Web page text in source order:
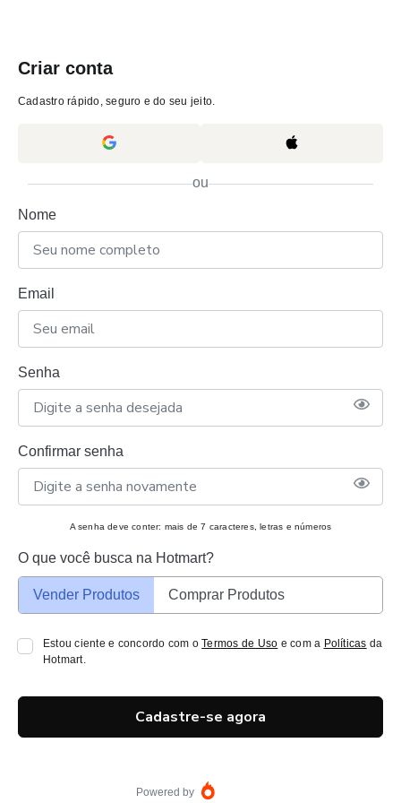
Criar conta
Cadastro rápido, seguro e do seu jeito.
ou
Nome
Email
Senha
Confirmar senha
A senha deve conter: mais de 7 caracteres, letras e números
O que você busca na Hotmart?
Vender Produtos Comprar Produtos
Estou ciente e concordo com oTermos de Uso e com a Políticas da
Hotmart.
Cadastre-se agora
Powered by